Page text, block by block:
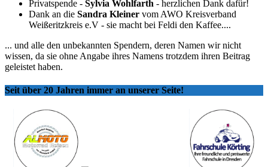
Privatspende - Sylvia Wohlfarth - herzlichen Dank dafür!
Dank an die Sandra Kleiner vom AWO Kreisverband
Weißeritzkreis e.V - sie macht bei Feldi den Kaffee....
... und alle den unbekannten Spendern, deren Namen wir nicht
wissen, da sie ohne Angabe ihres Namens trotzdem ihren Beitrag
geleistet haben.
Seit über 20 Jahren immer an unserer Seite!